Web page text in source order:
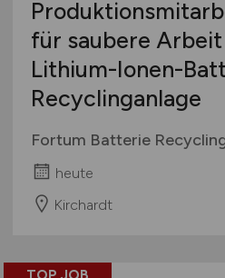
für saubere
Lithium-Ionen-
Recyclinganlage
Fortum Batterie
heute
Kirchardt